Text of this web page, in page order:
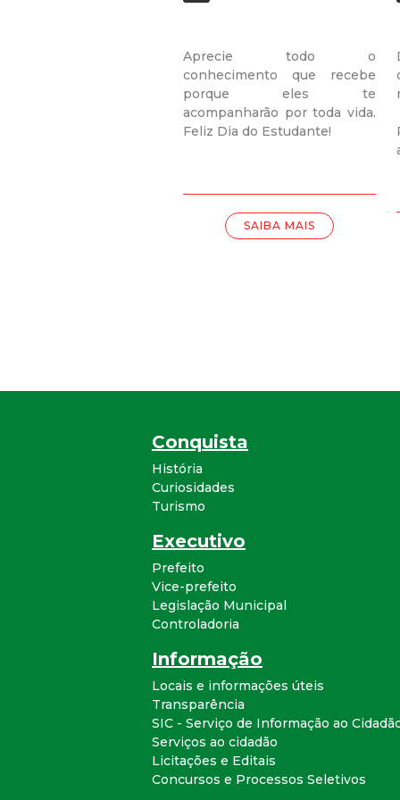
Aprecie todo o
conhecimento que recebe
porque eles te
acompanharão por toda vida.
Feliz Dia do Estudante!
SAIBA MAIS
Conquista
História
Curiosidades
Turismo
Executivo
Prefeito
Vice-prefeito
Legislação Municipal
Controladoria
Informação
Locais e informações úteis
Transparência
SIC - Serviço de Informação ao
Serviços ao cidadão
Licitações e Editais
Concursos e Processos Seletivos